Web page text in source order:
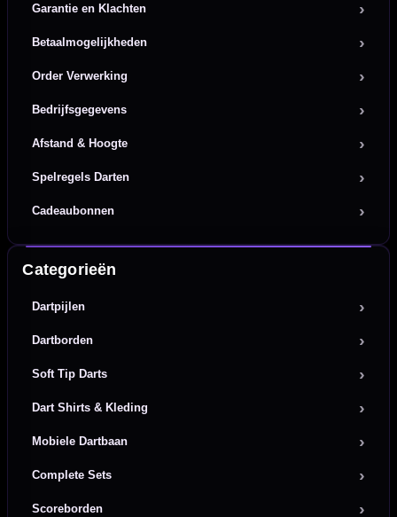
Garantie en Klachten
Betaalmogelijkheden
Order Verwerking
Bedrijfsgegevens
Afstand & Hoogte
Spelregels Darten
Cadeaubonnen
Categorieën
Dartpijlen
Dartborden
Soft Tip Darts
Dart Shirts & Kleding
Mobiele Dartbaan
Complete Sets
Scoreborden